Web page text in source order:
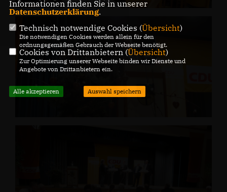
Informationen finden Sie in unserer
Datenschutzerklärung.
Technisch notwendige Cookies (Übersicht)
Die notwendigen Cookies werden allein für den
ordnungsgemäßen Gebrauch der Webseite benötigt.
Cookies von Drittanbietern (Übersicht)
Zur Optimierung unserer Webseite binden wir Dienste und
Angebote von Drittanbietern ein.
Alle akzeptieren Auswahl speichern